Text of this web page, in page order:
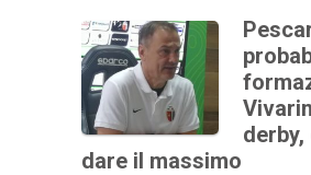
dare il massimo